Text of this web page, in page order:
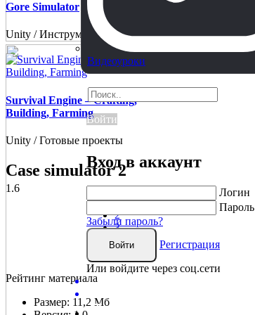
Видеоуроки
Войти
Вход в аккаунт
Логин
Пароль
Забыли пароль?
Войти
Регистрация
Или войдите через соц.сети
Gore Simulator
Unity / Инструменты
Survival Engine – Crafting,
Building, Farming
Unity / Готовые проекты
Case simulator 2
1.6
40
1
2
3
Рейтинг материала
Размер: 11,2 Мб